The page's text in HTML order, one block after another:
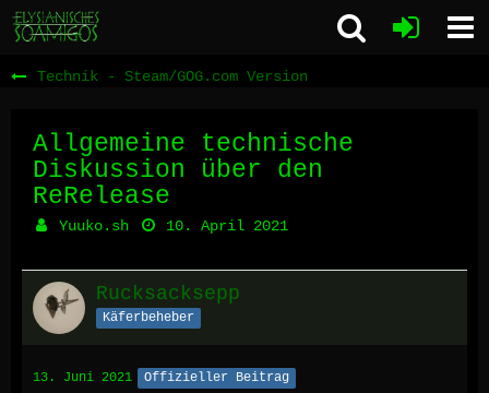
Technik - Steam/GOG.com Version
Allgemeine technische
Diskussion über den
ReRelease
Yuuko.sh 10. April 2021
Rucksacksepp
Käferbeheber
13. Juni 2021 Offizieller Beitrag